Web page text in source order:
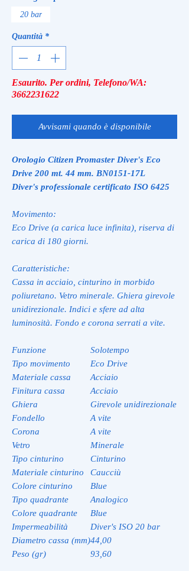
20 bar
Quantità *
Esaurito. Per ordini, Telefono/WA:
3662231622
Avvisami quando è disponibile
Orologio Citizen Promaster Diver's Eco
Drive 200 mt. 44 mm. BN0151-17L
Diver's professionale certificato ISO 6425
Movimento:
Eco Drive (a carica luce infinita), riserva di
carica di 180 giorni.
Caratteristiche:
Cassa in acciaio, cinturino in morbido
poliuretano. Vetro minerale. Ghiera girevole
unidirezionale. Indici e sfere ad alta
luminosità. Fondo e corona serrati a vite.
Funzione
Solotempo
Tipo movimento
Eco Drive
Materiale cassa
Acciaio
Finitura cassa
Acciaio
Ghiera
Girevole unidirezionale
Fondello
A vite
Corona
A vite
Vetro
Minerale
Tipo cinturino
Cinturino
Materiale cinturino
Caucciù
Colore cinturino
Blue
Tipo quadrante
Analogico
Colore quadrante
Blue
Impermeabilità
Diver's ISO 20 bar
Diametro cassa (mm)44,00
Peso (gr)
93,60